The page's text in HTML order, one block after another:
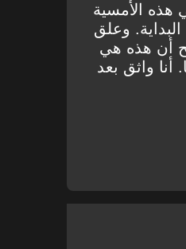
هذه الأمسية
وعلق
أن هذه هي
أنا واثق بعد